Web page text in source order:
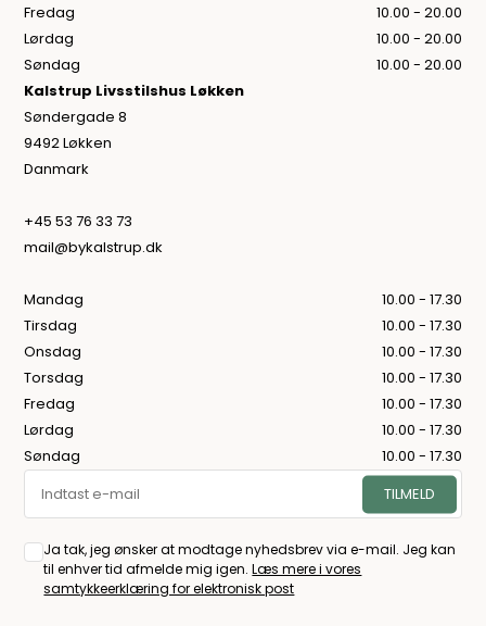
Fredag
10.00 - 20.00
Lørdag
10.00 - 20.00
Søndag
10.00 - 20.00
Kalstrup Livsstilshus Løkken
Søndergade 8
9492 Løkken
Danmark
+45 53 76 33 73
mail@bykalstrup.dk
Mandag
10.00 - 17.30
Tirsdag
10.00 - 17.30
Onsdag
10.00 - 17.30
Torsdag
10.00 - 17.30
Fredag
10.00 - 17.30
Lørdag
10.00 - 17.30
Søndag
10.00 - 17.30
Ja tak, jeg ønsker at modtage nyhedsbrev via e-mail. Jeg kan
til enhver tid afmelde mig igen.Læs mere i vores
samtykkeerklæring for elektronisk post